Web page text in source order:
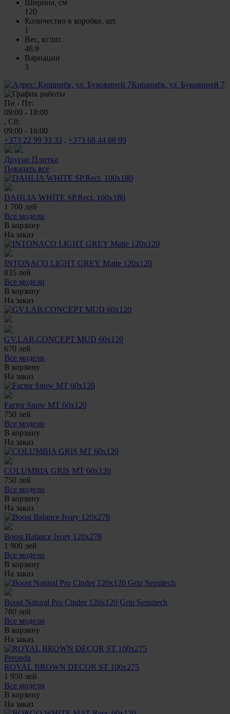
Ширина, см
120
Количество в коробке, шт.
1
Вес, кг/шт.
48.9
Вариации
3
Кишинёв, ул. Буковиней 7
Пн - Пт:
09:00 - 18:00
, Сб:
09:00 - 16:00
+373 22 99 33 33 , +373 68 44 88 99
Другие Плитка
Показать все
DAHLIA WHITE SP.Rect. 100x180
1 700 лей
Все модели
В корзину
На заказ
INTONACO LIGHT GREY Matte 120x120
835 лей
Все модели
В корзину
На заказ
GV.LAB.CONCEPT MUD 60x120
670 лей
Все модели
В корзину
На заказ
Factor Snow MT 60x120
750 лей
Все модели
В корзину
На заказ
COLUMBIA GRIS MT 60x120
750 лей
Все модели
В корзину
На заказ
Boost Balance Ivory 120x278
1 900 лей
Все модели
В корзину
На заказ
Boost Natural Pro Cinder 120x120 Grip Sensitech
780 лей
Все модели
В корзину
На заказ
Peronda
ROYAL BROWN DECOR ST 100x275
1 950 лей
Все модели
В корзину
На заказ